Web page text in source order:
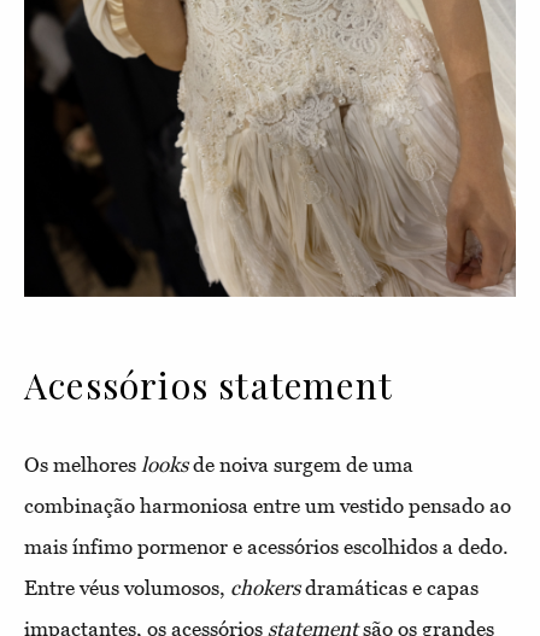
Acessórios statement
Os melhores looksde noiva surgem de uma
combinação harmoniosa entre um vestido pensado ao
mais ínfimo pormenor e acessórios escolhidos a dedo.
Entre véus volumosos, chokersdramáticas e capas
impactantes, os acessórios statementsão os grandes